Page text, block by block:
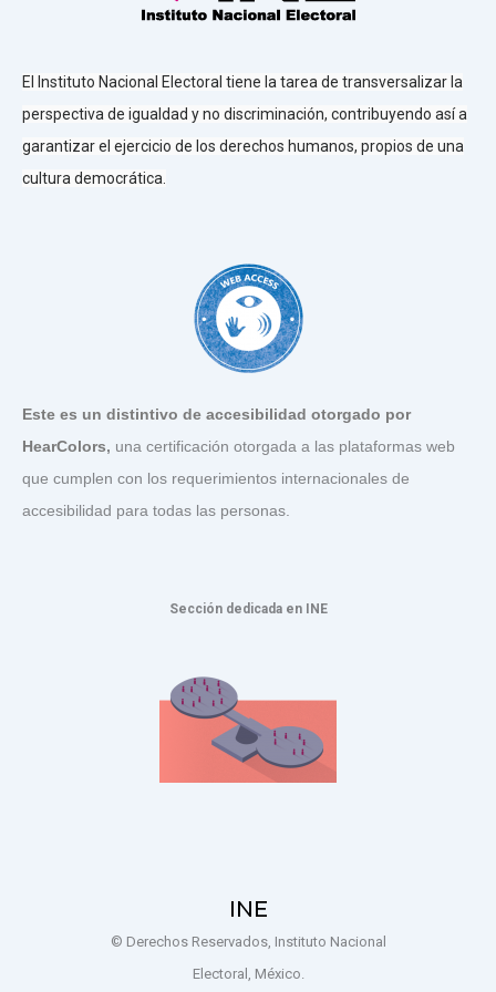
El Instituto Nacional Electoral tiene la tarea de transversalizar la
perspectiva de igualdad y no discriminación, contribuyendo así a
garantizar el ejercicio de los derechos humanos, propios de una
cultura democrática.
Este es un distintivo de accesibilidad otorgado por
HearColors, una certificación otorgada a las plataformas web
que cumplen con los requerimientos internacionales de
accesibilidad para todas las personas.
Sección dedicada en INE
INE
© Derechos Reservados, Instituto Nacional
Electoral, México.